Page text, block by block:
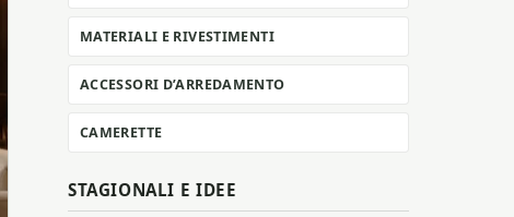
MATERIALI E RIVESTIMENTI
ACCESSORI D’ARREDAMENTO
CAMERETTE
STAGIONALI E IDEE